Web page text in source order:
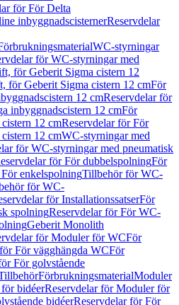
för För Delta
inbyggnadscisternerReservdelar
WC-styrningar
för WC-styrningar med
för Geberit Sigma cistern 12
för Geberit Sigma cistern 12 cmFör
12 cmReservdelar för
inbyggnadscistern 12 cmFör
12 cmReservdelar för För
12 cmWC-styrningar med
för WC-styrningar med pneumatisk
för För dubbelspolningFör
enkelspolningTillbehör för WC-
för WC-
för InstallationssatserFör
spolningReservdelar för För WC-
Geberit Monolith
för Moduler för WCFör
För vägghängda WCFör
För golvstående
FörbrukningsmaterialModuler
bidéerReservdelar för Moduler för
bidéerReservdelar för För